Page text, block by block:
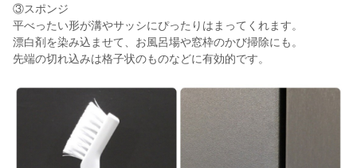
③スポンジ
平べったい形が溝やサッシにぴったりはまってくれます。
漂白剤を染み込ませて、お風呂場や窓枠のかび掃除にも。
先端の切れ込みは格子状のものなどに有効的です。